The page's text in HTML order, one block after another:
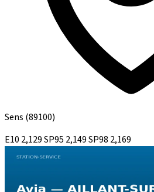
Sens (89100)
E10 2,129SP95 2,149SP98 2,169